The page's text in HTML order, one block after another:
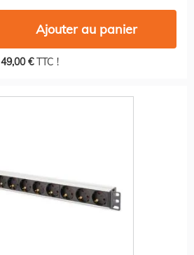
Ajouter au panier
49,00 €TTC !